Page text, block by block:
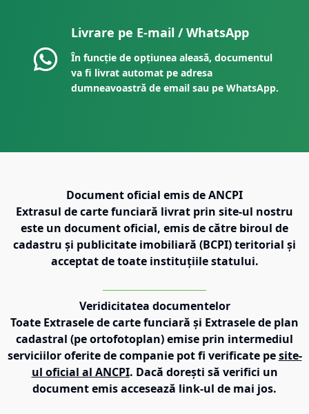
Livrare pe E-mail / WhatsApp
În funcție de opțiunea aleasă, documentul
va fi livrat automat pe adresa
dumneavoastră de email sau pe WhatsApp.
Document oficial emis de ANCPI
Extrasul de carte funciară livrat prin site-ul nostru
este un document oficial, emis de către biroul de
cadastru și publicitate imobiliară (BCPI) teritorial și
acceptat de toate instituțiile statului.
Veridicitatea documentelor
Toate Extrasele de carte funciară și Extrasele de plan
cadastral (pe ortofotoplan) emise prin intermediul
serviciilor oferite de companie pot fi verificate pe site-
ul oficial al ANCPI. Dacă dorești să verifici un
document emis accesează link-ul de mai jos.